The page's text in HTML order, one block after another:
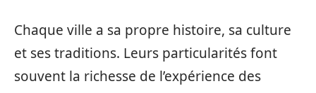
Chaque ville a sa propre histoire, sa culture
et ses traditions. Leurs particularités font
souvent la richesse de l’expérience des